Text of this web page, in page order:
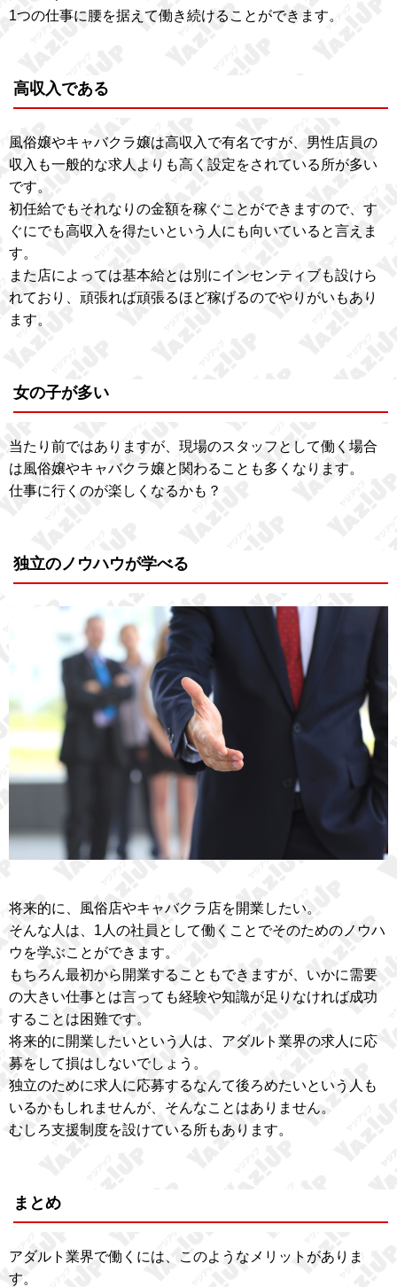
1つの仕事に腰を据えて働き続けることができます。
高収入である
風俗嬢やキャバクラ嬢は高収入で有名ですが、男性店員の
収入も一般的な求人よりも高く設定をされている所が多い
です。
初任給でもそれなりの金額を稼ぐことができますので、す
ぐにでも高収入を得たいという人にも向いていると言えま
す。
また店によっては基本給とは別にインセンティブも設けら
れており、頑張れば頑張るほど稼げるのでやりがいもあり
ます。
女の子が多い
当たり前ではありますが、現場のスタッフとして働く場合
は風俗嬢やキャバクラ嬢と関わることも多くなります。
仕事に行くのが楽しくなるかも？
独立のノウハウが学べる
将来的に、風俗店やキャバクラ店を開業したい。
そんな人は、1人の社員として働くことでそのためのノウハ
ウを学ぶことができます。
もちろん最初から開業することもできますが、いかに需要
の大きい仕事とは言っても経験や知識が足りなければ成功
することは困難です。
将来的に開業したいという人は、アダルト業界の求人に応
募をして損はしないでしょう。
独立のために求人に応募するなんて後ろめたいという人も
いるかもしれませんが、そんなことはありません。
むしろ支援制度を設けている所もあります。
まとめ
アダルト業界で働くには、このようなメリットがありま
す。